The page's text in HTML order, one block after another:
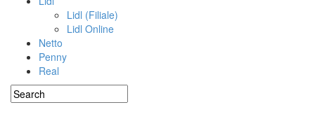
Lidl (Filiale)
Lidl Online
Netto
Penny
Real